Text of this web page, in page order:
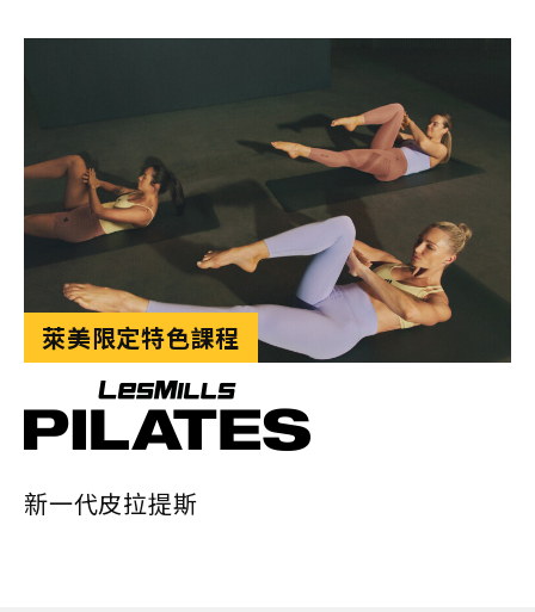
萊美限定特色課程
新一代皮拉提斯